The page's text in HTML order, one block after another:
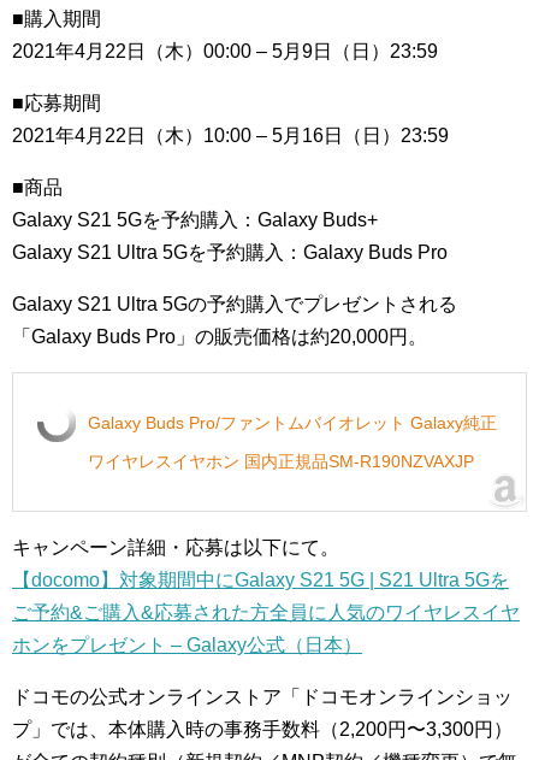
■購入期間
2021年4月22日（木）00:00 – 5月9日（日）23:59
■応募期間
2021年4月22日（木）10:00 – 5月16日（日）23:59
■商品
Galaxy S21 5Gを予約購入：Galaxy Buds+
Galaxy S21 Ultra 5Gを予約購入：Galaxy Buds Pro
Galaxy S21 Ultra 5Gの予約購入でプレゼントされる
「Galaxy Buds Pro」の販売価格は約20,000円。
Galaxy Buds Pro/ファントムバイオレット Galaxy純正
ワイヤレスイヤホン 国内正規品SM-R190NZVAXJP
キャンペーン詳細・応募は以下にて。
【docomo】対象期間中にGalaxy S21 5G | S21 Ultra 5Gを
ご予約&ご購入&応募された方全員に人気のワイヤレスイヤ
ホンをプレゼント – Galaxy公式（日本）
ドコモの公式オンラインストア「ドコモオンラインショッ
プ」では、本体購入時の事務手数料（2,200円〜3,300円）